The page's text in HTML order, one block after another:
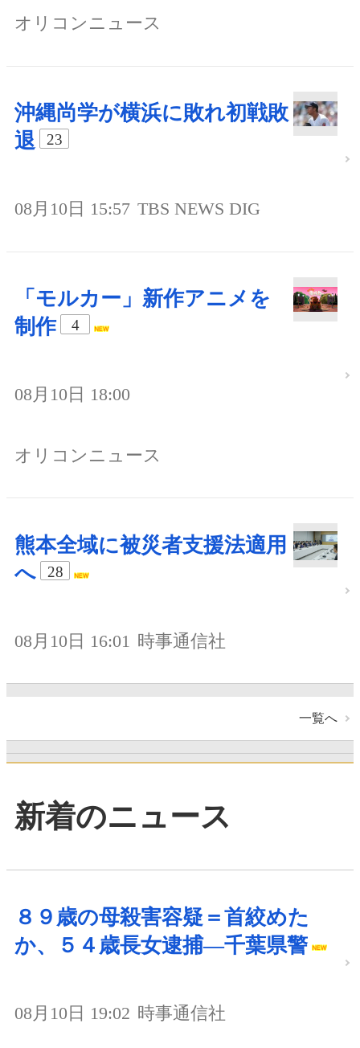
オリコンニュース
沖縄尚学が横浜に敗れ初戦敗
退
23
08月10日 15:57 TBS NEWS DIG
「モルカー」新作アニメを
制作
4
08月10日 18:00
オリコンニュース
熊本全域に被災者支援法適用
へ
28
08月10日 16:01 時事通信社
一覧へ
新着のニュース
８９歳の母殺害容疑＝首絞めた
か、５４歳長女逮捕―千葉県警
08月10日 19:02 時事通信社